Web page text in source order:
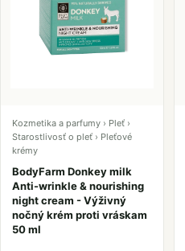
Kozmetika a parfumy › Pleť ›
Starostlivosť o pleť › Pleťové
krémy
BodyFarm Donkey milk
Anti-wrinkle & nourishing
night cream - Výživný
nočný krém proti vráskam
50 ml